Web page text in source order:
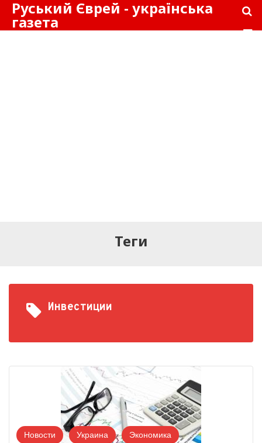
Руський Єврей - українська
газета
Теги
Инвестиции
Новости Украина Экономика